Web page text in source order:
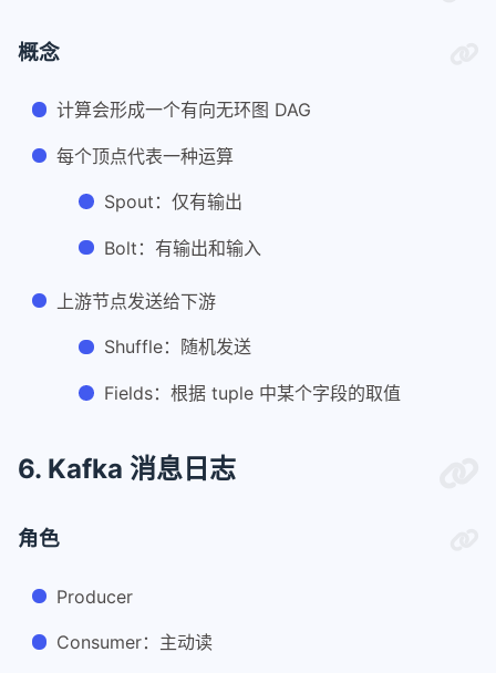
概念
计算会形成一个有向无环图 DAG
每个顶点代表一种运算
Spout：仅有输出
Bolt：有输出和输入
上游节点发送给下游
Shuffle：随机发送
Fields：根据 tuple 中某个字段的取值
6. Kafka 消息日志
角色
Producer
Consumer：主动读